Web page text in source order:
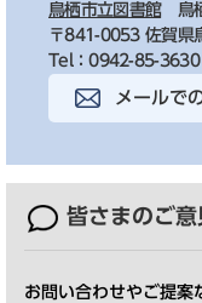
鳥栖市立図書館
鳥
〒841-0053 佐賀県
Tel：0942-85-3630
メールで
皆さまのご意
お問い合わせやご提案